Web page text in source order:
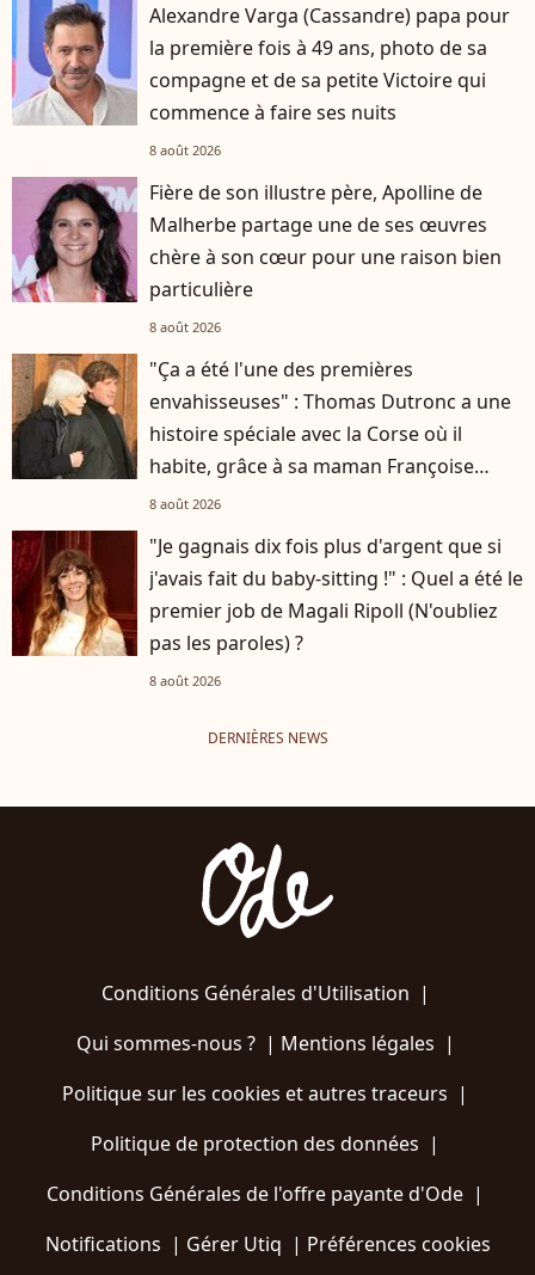
Alexandre Varga (Cassandre) papa pour
la première fois à 49 ans, photo de sa
compagne et de sa petite Victoire qui
commence à faire ses nuits
8 août 2026
Fière de son illustre père, Apolline de
Malherbe partage une de ses œuvres
chère à son cœur pour une raison bien
particulière
8 août 2026
"Ça a été l'une des premières
envahisseuses" : Thomas Dutronc a une
histoire spéciale avec la Corse où il
habite, grâce à sa maman Françoise
Hardy
8 août 2026
"Je gagnais dix fois plus d'argent que si
j'avais fait du baby-sitting !" : Quel a été le
premier job de Magali Ripoll (N'oubliez
pas les paroles) ?
8 août 2026
DERNIÈRES NEWS
Conditions Générales d'Utilisation |
Qui sommes-nous ?| Mentions légales |
Politique sur les cookies et autres traceurs |
Politique de protection des données |
Conditions Générales de l'offre payante d'Ode |
Notifications | Gérer Utiq | Préférences cookies